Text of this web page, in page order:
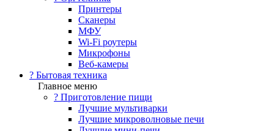
Принтеры
Сканеры
МФУ
Wi-Fi роутеры
Микрофоны
Веб-камеры
? Бытовая техника
Главное меню
? Приготовление пищи
Лучшие мультиварки
Лучшие микроволновые печи